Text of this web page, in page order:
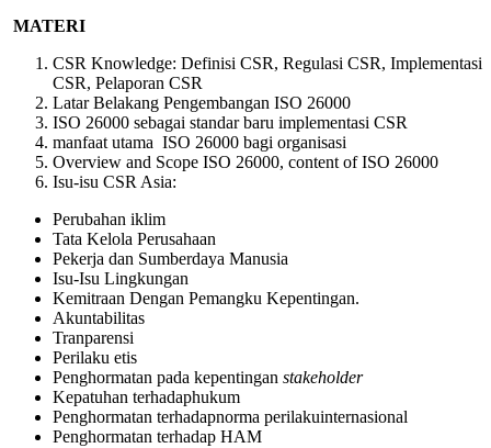
MATERI
CSR Knowledge: Definisi CSR, Regulasi CSR, Implementasi
CSR, Pelaporan CSR
Latar Belakang Pengembangan ISO 26000
ISO 26000 sebagai standar baru implementasi CSR
manfaat utama ISO 26000 bagi organisasi
Overview and Scope ISO 26000, content of ISO 26000
Isu-isu CSR Asia:
Perubahan iklim
Tata Kelola Perusahaan
Pekerja dan Sumberdaya Manusia
Isu-Isu Lingkungan
Kemitraan Dengan Pemangku Kepentingan.
Akuntabilitas
Tranparensi
Perilaku etis
Penghormatan pada kepentingan stakeholder
Kepatuhan terhadaphukum
Penghormatan terhadapnorma perilakuinternasional
Penghormatan terhadap HAM